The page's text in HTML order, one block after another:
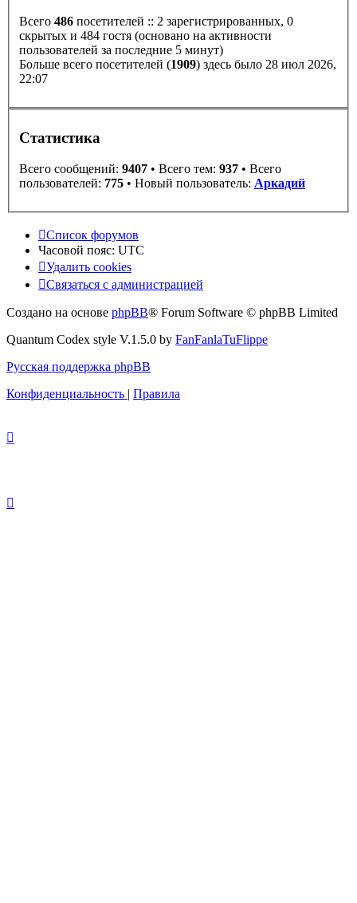
Всего 486 посетителей :: 2 зарегистрированных, 0
скрытых и 484 гостя (основано на активности
пользователей за последние 5 минут)
Больше всего посетителей (1909) здесь было 28 июл 2026,
22:07
Статистика
Всего сообщений: 9407 • Всего тем: 937 • Всего
пользователей: 775 • Новый пользователь: Аркадий
Список форумов
Часовой пояс: UTC
Удалить cookies
Связаться с администрацией
Создано на основе phpBB® Forum Software © phpBB Limited
Quantum Codex style V.1.5.0 by FanFanlaTuFlippe
Русская поддержка phpBB
Конфиденциальность | Правила